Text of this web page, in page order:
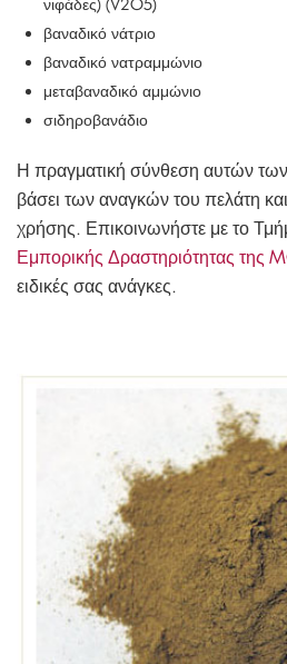
νιφάδες) (V2O5)
βαναδικό νάτριο
βαναδικό νατραμμώνιο
μεταβαναδικό αμμώνιο
σιδηροβανάδιο
Η πραγματική σύνθεση αυτών των
βάσει των αναγκών του πελάτη
χρήσης. Επικοινωνήστε με το
Εμπορικής Δραστηριότητας της
ειδικές σας ανάγκες.